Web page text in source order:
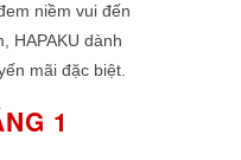
niềm vui đến
HAPAKU dành
mãi đặc biệt.
1